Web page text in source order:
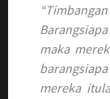
maka
mereka